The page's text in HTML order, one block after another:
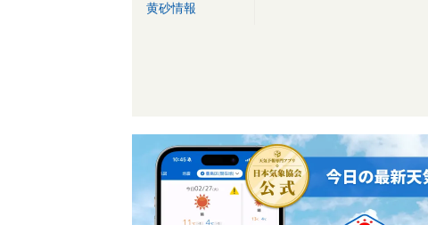
黄砂情報